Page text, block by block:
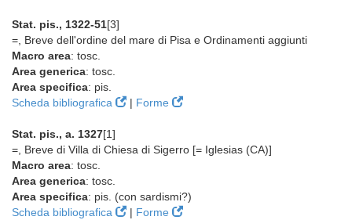
Stat. pis., 1322-51[3]
=, Breve dell'ordine del mare di Pisa e Ordinamenti aggiunti
Macro area: tosc.
Area generica: tosc.
Area specifica: pis.
Scheda bibliografica
| Forme
Stat. pis., a. 1327[1]
=, Breve di Villa di Chiesa di Sigerro [= Iglesias (CA)]
Macro area: tosc.
Area generica: tosc.
Area specifica: pis. (con sardismi?)
Scheda bibliografica
| Forme